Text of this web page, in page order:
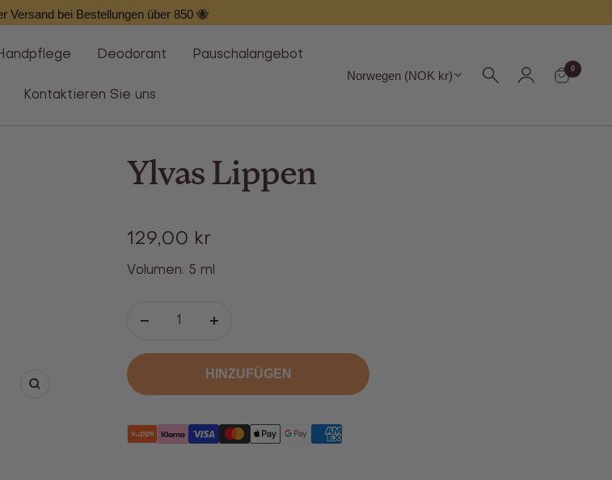
Versand bei Bestellungen über 850 🐝
Deodorant Pauschalangebot
Kontaktieren Sie uns
Region
Norwegen (NOK kr) 0
Vergrößern
Ylvas Lippen
Angebot
129,00 kr
Volumen: 5 ml
Erhöhen
die
HINZUFÜGEN